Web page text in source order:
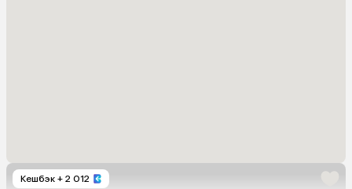
Кешбэк + 2 012